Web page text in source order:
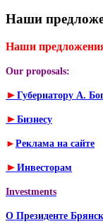
Наши
Наши
Our proposals:
► Губернатору А.
► Бизнесу
► Реклама на сайте
► Инвесторам
Investments
О Президенте